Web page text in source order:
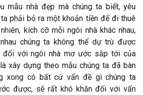
mẫu nhà đẹp mà chúng ta biết, yêu
phải bỏ ra một khoản tiền để đi thuê
kích cỡ mỗi ngôi nhà khác nhau,
chúng ta không thể dự trù được
với ngôi nhà mơ ước sắp tới của
xây dựng theo mẫu chúng ta đã bàn
xong có bất cứ vấn đề gì chúng ta
được, sẽ rất khó khăn đối với vấn